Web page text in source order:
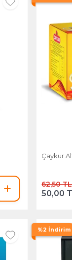
Çaykur
62,50 TL
50,00
%2 İndirim